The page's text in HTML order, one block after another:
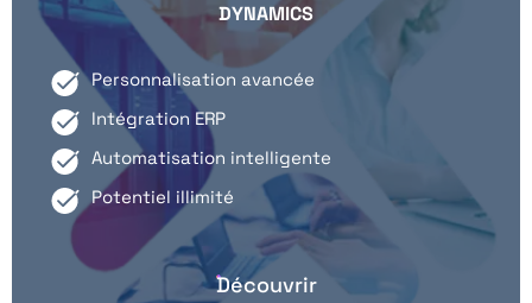
DYNAMICS
Personnalisation avancée
Intégration ERP
Automatisation intelligente
Potentiel illimité
Découvrir